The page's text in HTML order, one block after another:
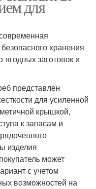
для
хранения
заготовок и
представлен
для усиленной
крышкой,
к запасам и
изделия
может
с учетом
возможностей на